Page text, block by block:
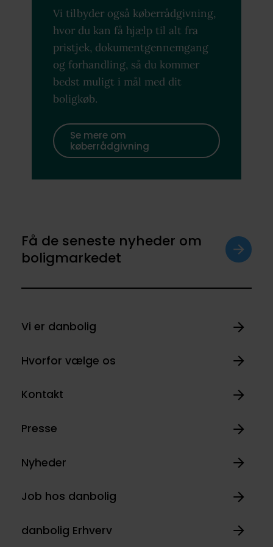
Vi tilbyder også køberrådgivning,
hvor du kan få hjælp til alt fra
pristjek, dokumentgennemgang
og forhandling, så du kommer
bedst muligt i mål med dit
boligkøb.
Se mere om
køberrådgivning
Få de seneste nyheder om
boligmarkedet
Vi er danbolig
Hvorfor vælge os
Kontakt
Presse
Nyheder
Job hos danbolig
danbolig Erhverv